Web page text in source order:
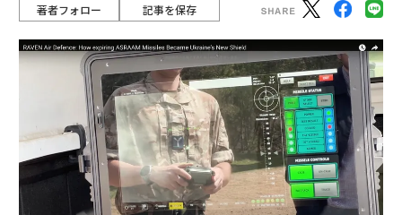
著者フォロー 記事を保存